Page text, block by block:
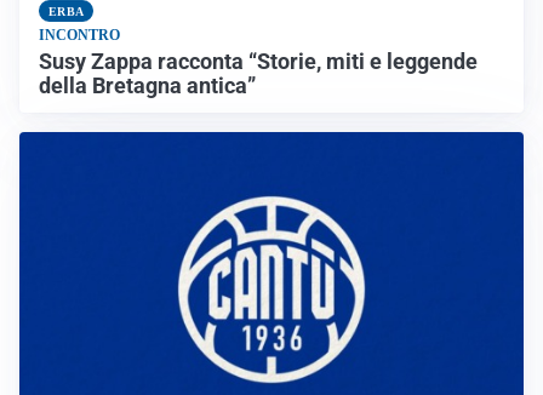
ERBA
INCONTRO
Susy Zappa racconta “Storie, miti e leggende
della Bretagna antica”